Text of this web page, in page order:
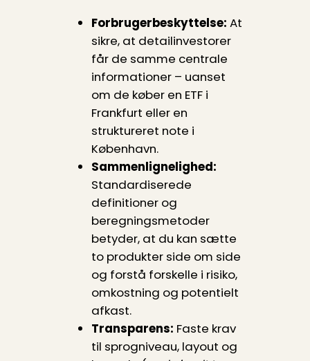
Forbrugerbeskyttelse: At
sikre, at detailinvestorer
får de samme centrale
informationer – uanset
om de køber en ETF i
Frankfurt eller en
struktureret note i
København.
Sammenlignelighed:
Standardiserede
definitioner og
beregnings­metoder
betyder, at du kan sætte
to produkter side om side
og forstå forskelle i risiko,
omkostning og potentielt
afkast.
Transparens: Faste krav
til sprogniveau, layout og